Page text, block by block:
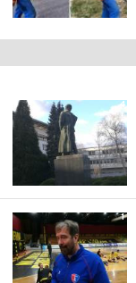
4
1